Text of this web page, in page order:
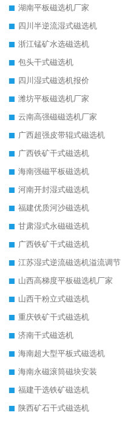
湖南平板磁选机厂家
四川半逆流湿式磁选机
浙江锰矿水选磁选机
包头干式磁选机
四川湿式磁选机报价
潍坊平板磁选机厂家
云南高强磁磁选机厂家
广西超强皮带辊式磁选机
广西铁矿干式磁选机
海南强磁平板磁选机
河南开封湿式磁选机
福建优质河沙磁选机
甘肃湿式永磁磁选机
广西铁矿干式磁选机
江苏湿式逆流磁选机溢流调节
山西高梯度平板磁选机厂家
山西干粉立式磁选机
重庆铁矿干式磁选机
济南干式磁选机
海南超大型平板式磁选机
海南永磁滚筒磁块安装
福建干选铁矿磁选机
陕西矿石干式磁选机